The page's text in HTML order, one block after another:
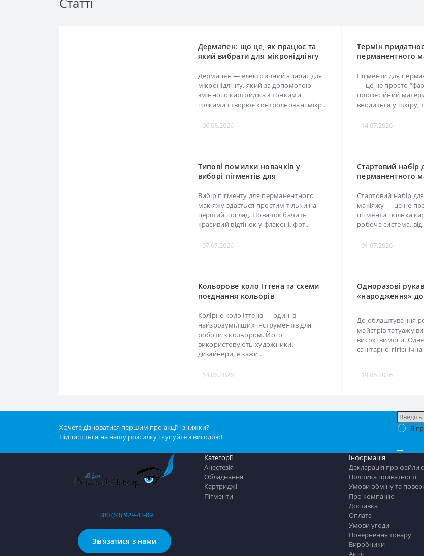
який вибрати для мікронідлінгу
Дермапен — електричний апарат для
мікронідлінгу, який за допомогою
змінного картриджа з тонкими голками
створює контрольовані мікр..
перманентного
правильне
Пігменти для
— це не просто
професійний
у шкіру, тому до
Типові помилки новачків у
перманентного макіяжу
Вибір пігменту для перманентного
макіяжу здається простим тільки на
красивий відтінок у флаконі, фот..
Стартовий набір
потрібно
Стартовий набір для
макіяжу — це не
робоча система, від
Кольорове коло Іттена та схеми
поєднання кольорів
Колірне коло Іттена — один із
найзрозуміліших інструментів для
використовують художники,
14.06.2026
«народження» до
До облаштування
високі вимоги.
19.05.2026
Хочете дізнаватися першим про акції і знижки?
Підпишіться на нашу розсилку і купуйте з вигодою!
Я
+380 (63) 929-43-09
Категорії
Інформація
Декларація про файли
Політика приватності
Умови обміну та
Про компанію
Доставка
Оплата